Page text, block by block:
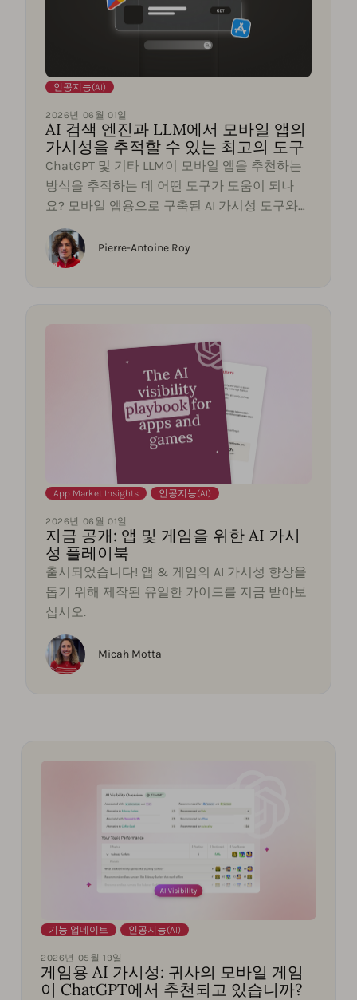
인공지능(AI)
2026년 06월 01일
AI 검색 엔진과 LLM에서 모바일 앱의
가시성을 추적할 수 있는 최고의 도구
ChatGPT 및 기타 LLM이 모바일 앱을 추천하는
방식을 추적하는 데 어떤 도구가 도움이 되나
요? 모바일 앱용으로 구축된 AI 가시성 도구와
일반 웹사이트용 도구를 비교하십시오.
Pierre-Antoine Roy
App Market Insights 인공지능(AI)
2026년 06월 01일
지금 공개: 앱 및 게임을 위한 AI 가시
성 플레이북
출시되었습니다! 앱 & 게임의 AI 가시성 향상을
돕기 위해 제작된 유일한 가이드를 지금 받아보
십시오.
Micah Motta
기능 업데이트 인공지능(AI)
2026년 05월 19일
게임용 AI 가시성: 귀사의 모바일 게임
이 ChatGPT에서 추천되고 있습니까?